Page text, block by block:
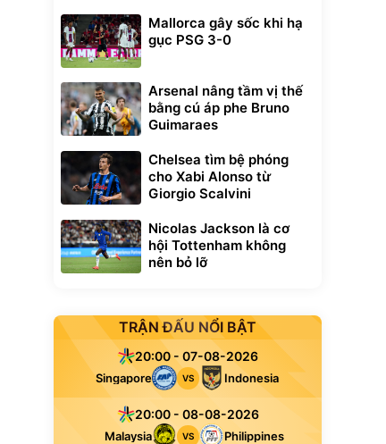
Mallorca gây sốc khi hạ
gục PSG 3-0
Arsenal nâng tầm vị thế
bằng cú áp phe Bruno
Guimaraes
Chelsea tìm bệ phóng
cho Xabi Alonso từ
Giorgio Scalvini
Nicolas Jackson là cơ
hội Tottenham không
nên bỏ lỡ
TRẬN ĐẤU NỔI BẬT
20:00 - 07-08-2026
Singapore VS Indonesia
20:00 - 08-08-2026
Malaysia VS Philippines